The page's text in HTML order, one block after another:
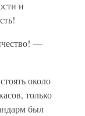
и
—
около
только
был